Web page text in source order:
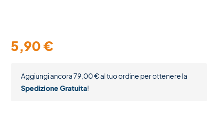
5,90€
Aggiungi ancora79,00€al tuo ordine per ottenere la
Spedizione Gratuita!